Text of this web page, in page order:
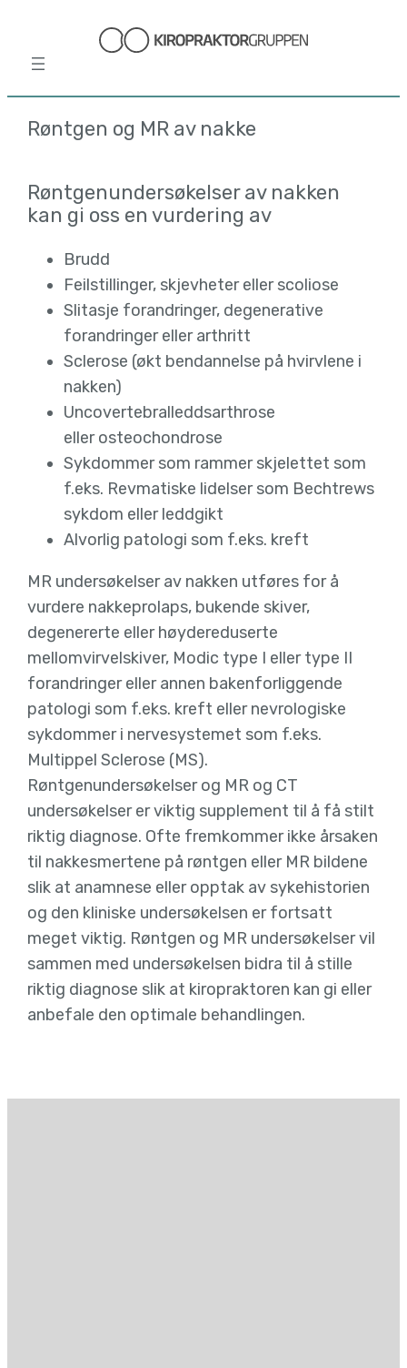
innhold
Røntgen og MR av nakke
Røntgenundersøkelser av nakken
kan gi oss en vurdering av
Brudd
Feilstillinger, skjevheter eller scoliose
Slitasje forandringer, degenerative
forandringer eller arthritt
Sclerose (økt bendannelse på hvirvlene i
nakken)
Uncovertebralleddsarthrose
eller osteochondrose
Sykdommer som rammer skjelettet som
f.eks. Revmatiske lidelser som Bechtrews
sykdom eller leddgikt
Alvorlig patologi som f.eks. kreft
MR undersøkelser av nakken utføres for å
vurdere nakkeprolaps, bukende skiver,
degenererte eller høydereduserte
mellomvirvelskiver, Modic type I eller type II
forandringer eller annen bakenforliggende
patologi som f.eks. kreft eller nevrologiske
sykdommer i nervesystemet som f.eks.
Multippel Sclerose (MS).
Røntgenundersøkelser og MR og CT
undersøkelser er viktig supplement til å få stilt
riktig diagnose. Ofte fremkommer ikke årsaken
til nakkesmertene på røntgen eller MR bildene
slik at anamnese eller opptak av sykehistorien
og den kliniske undersøkelsen er fortsatt
meget viktig. Røntgen og MR undersøkelser vil
sammen med undersøkelsen bidra til å stille
riktig diagnose slik at kiropraktoren kan gi eller
anbefale den optimale behandlingen.